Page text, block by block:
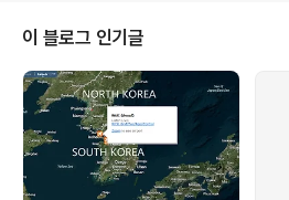
이 블로그 인기글